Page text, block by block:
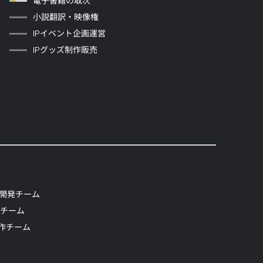
小説翻訳・映像権
IPイベント企画運営
IPグッズ制作販売
発チーム
ーム
チーム